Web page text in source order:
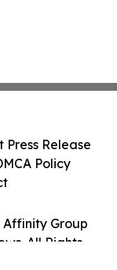
Affinity Group
All Rights
Press Release
Policy